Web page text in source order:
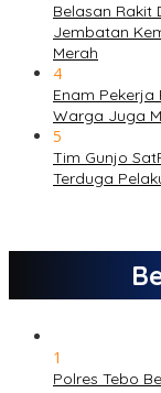
Belasan Rakit
Jembatan
Merah
4
Enam Pekerja
Warga Juga
5
Tim Gunjo
Terduga
1
Polres Tebo